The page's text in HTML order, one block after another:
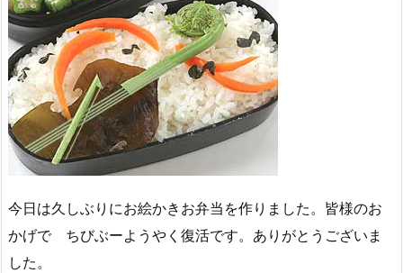
今日は久しぶりにお絵かきお弁当を作りました。皆様のお
かげで ちびぶーようやく復活です。ありがとうございま
した。